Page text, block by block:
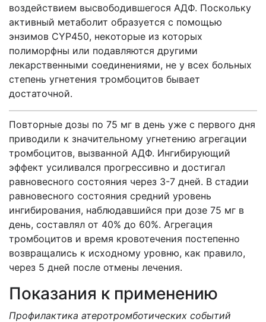
воздействием высвободившегося АДФ. Поскольку
активный метаболит образуется с помощью
энзимов CYP450, некоторые из которых
полиморфны или подавляются другими
лекарственными соединениями, не у всех больных
степень угнетения тромбоцитов бывает
достаточной.
Повторные дозы по 75 мг в день уже с первого дня
приводили к значительному угнетению агрегации
тромбоцитов, вызванной АДФ. Ингибирующий
эффект усиливался прогрессивно и достигал
равновесного состояния через 3-7 дней. В стадии
равновесного состояния средний уровень
ингибирования, наблюдавшийся при дозе 75 мг в
день, составлял от 40% до 60%. Агрегация
тромбоцитов и время кровотечения постепенно
возвращались к исходному уровню, как правило,
через 5 дней после отмены лечения.
Показания к применению
Профилактика атеротромботических событий